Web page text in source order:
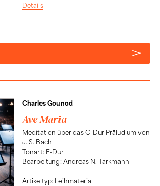
Details
Charles Gounod
Ave Maria
Meditation über das C-Dur Präludium von
J. S. Bach
Tonart: E-Dur
Bearbeitung: Andreas N. Tarkmann
Artikeltyp: Leihmaterial